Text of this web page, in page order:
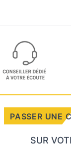
PASSER UNE
SUR